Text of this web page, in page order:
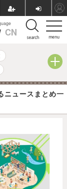
menu
CN search
受験
ニュースまとめ一